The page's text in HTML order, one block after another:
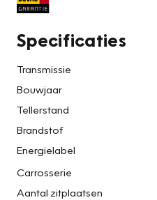
Specificaties
Transmissie
Bouwjaar
Tellerstand
Brandstof
Energielabel
Carrosserie
Aantal zitplaatsen